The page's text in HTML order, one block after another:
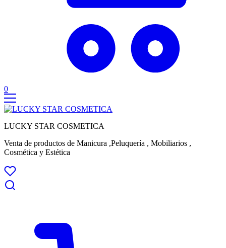
0
LUCKY STAR COSMETICA
Venta de productos de Manicura ,Peluquería , Mobiliarios ,
Cosmética y Estética